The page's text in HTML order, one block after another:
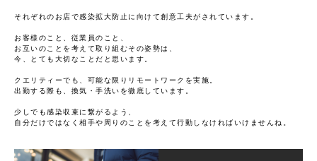
それぞれのお店で感染拡大防止に向けて創意工夫がされています。
お客様のこと、従業員のこと、
お互いのことを考えて取り組むその姿勢は、
今、とても大切なことだと思います。
クエリティーでも、可能な限りリモートワークを実施。
出勤する際も、換気・手洗いを徹底しています。
少しでも感染収束に繋がるよう、
自分だけではなく相手や周りのことを考えて行動しなければいけませんね。